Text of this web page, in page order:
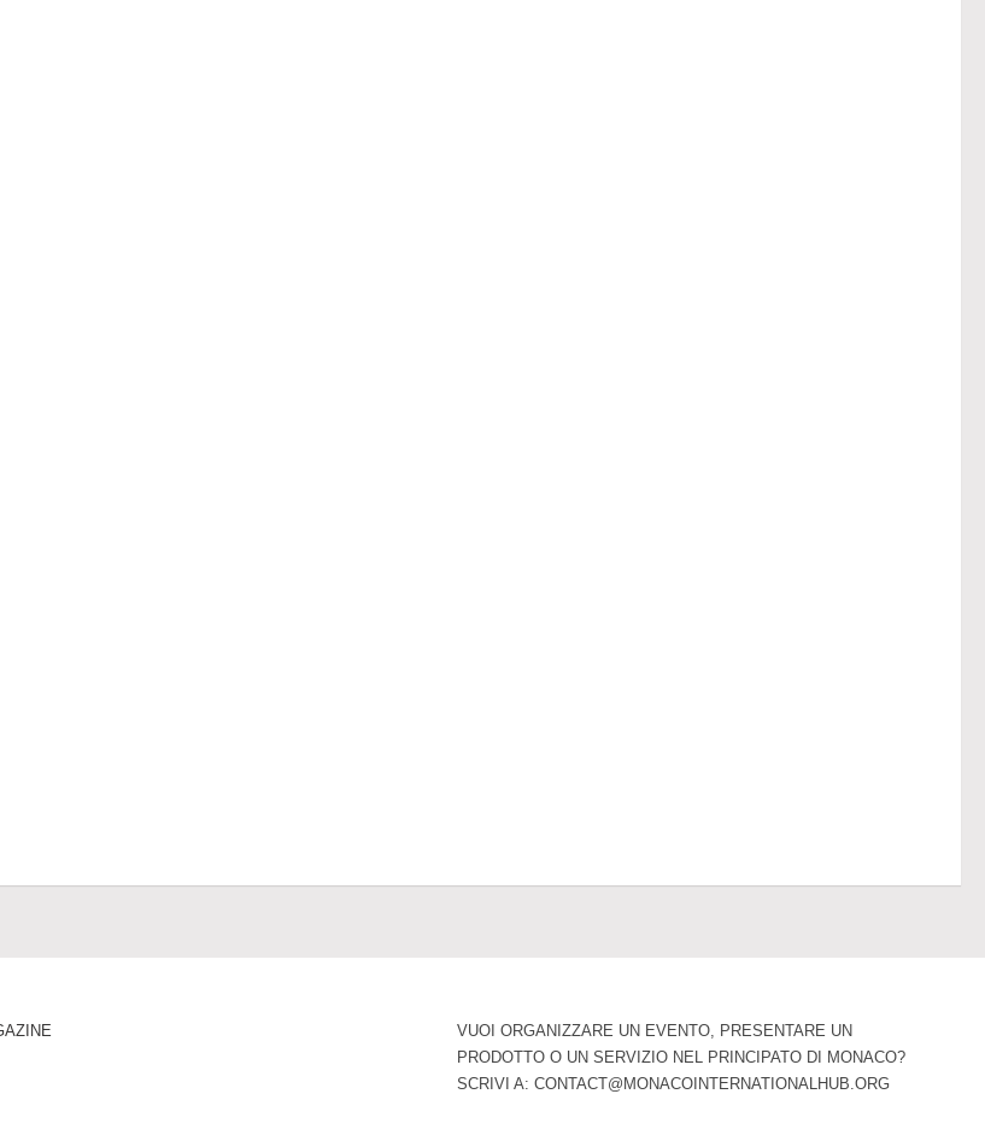
VUOI ORGANIZZARE UN EVENTO, PRESENTARE UN
PRODOTTO O UN SERVIZIO NEL PRINCIPATO DI MONACO?
SCRIVI A: CONTACT@MONACOINTERNATIONALHUB.ORG